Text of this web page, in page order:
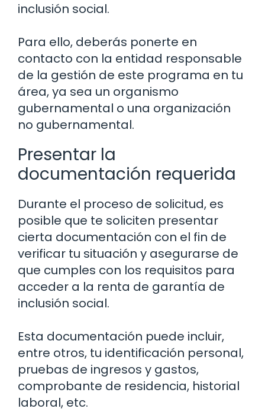
inclusión social.
Para ello, deberás ponerte en
contacto con la entidad responsable
de la gestión de este programa en tu
área, ya sea un organismo
gubernamental o una organización
no gubernamental.
Presentar la
documentación requerida
Durante el proceso de solicitud, es
posible que te soliciten presentar
cierta documentación con el fin de
verificar tu situación y asegurarse de
que cumples con los requisitos para
acceder a la renta de garantía de
inclusión social.
Esta documentación puede incluir,
entre otros, tu identificación personal,
pruebas de ingresos y gastos,
comprobante de residencia, historial
laboral, etc.